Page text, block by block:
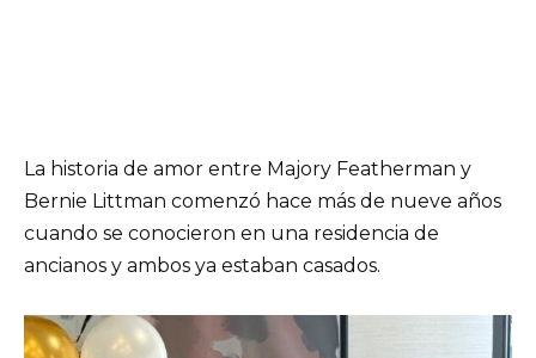
La historia de amor entre Majory Featherman y
Bernie Littman comenzó hace más de nueve años
cuando se conocieron en una residencia de
ancianos y ambos ya estaban casados.